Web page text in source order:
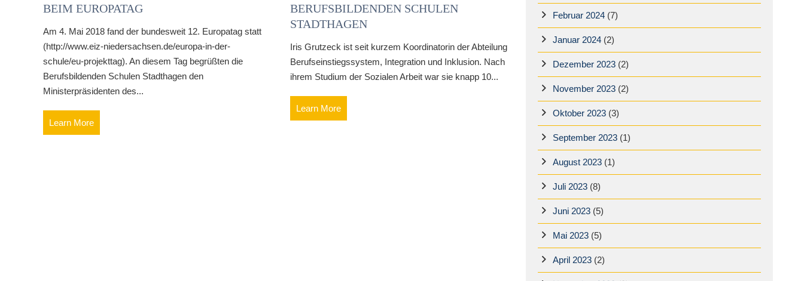
BEIM EUROPATAG
Am 4. Mai 2018 fand der bundesweit 12. Europatag statt
(http://www.eiz-niedersachsen.de/europa-in-der-
schule/eu-projekttag). An diesem Tag begrüßten die
Berufsbildenden Schulen Stadthagen den
Ministerpräsidenten des...
Learn More
BERUFSBILDENDEN SCHULEN
STADTHAGEN
Iris Grutzeck ist seit kurzem Koordinatorin der Abteilung
Berufseinstiegssystem, Integration und Inklusion. Nach
ihrem Studium der Sozialen Arbeit war sie knapp 10...
Learn More
Februar 2024(7)
Januar 2024(2)
Dezember 2023(2)
November 2023(2)
Oktober 2023(3)
September 2023(1)
August 2023(1)
Juli 2023(8)
Juni 2023(5)
Mai 2023(5)
April 2023(2)